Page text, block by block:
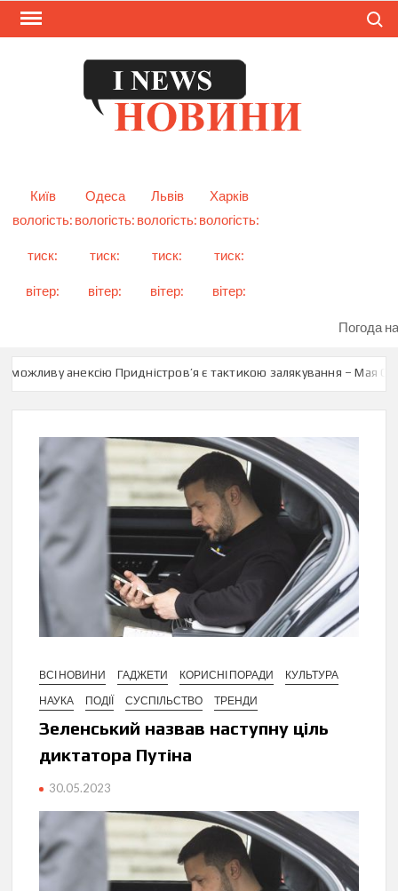
Skip
Київ
Одеса Львів
Харків
вологість:
тиск:
вітер:
вологість:
тиск:
вітер:
вологість:
тиск:
вітер:
вологість:
тиск:
вітер:
Погода
анексію Придністров’я є тактикою залякування – Мая
ВСІ НОВИНИ ГАДЖЕТИ КОРИСНІ ПОРАДИ
КУЛЬТУРА
НАУКА
ПОДІЇ СУСПІЛЬСТВО ТРЕНДИ
Зеленський назвав наступну ціль
диктатора Путіна
30.05.2023